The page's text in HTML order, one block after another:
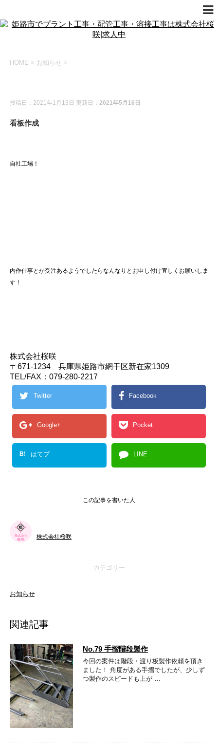
HOME > お知らせ >
投稿日：2021年1月13日 更新日： 2021年5月16日
看板作成
自社工場！
内作仕事とか受注あるようでしたらなんなりとお申し付け宜しくお願いしま
す！
株式会社桜咲
〒671-1234 兵庫県姫路市網干区新在家1309
TEL/FAX：079-280-2217
Twitter Facebook
Google+ Pocket
B! はてブ LINE
この記事を書いた人
株式会社桜咲
カテゴリー
お知らせ
関連記事
No.79 手摺階段製作
今回の案件は階段・渡り板製作依頼を頂き
ました！ 角度がある手摺でしたが、少しず
つ製作のスピードも上が …